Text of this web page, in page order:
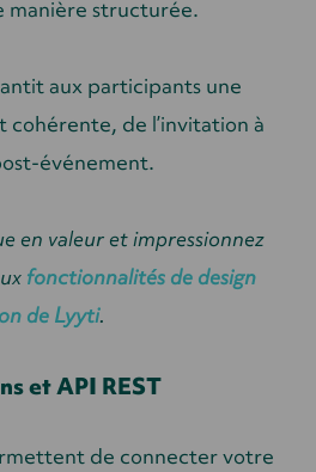
manière structurée.
aux participants une
cohérente, de l’invitation à
événement.
en valeur et impressionnez
fonctionnalités de design
de Lyyti.
et API REST
de connecter votre